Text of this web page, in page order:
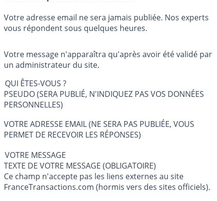
Votre adresse email ne sera jamais publiée. Nos experts
vous répondent sous quelques heures.
Votre message n'apparaîtra qu'après avoir été validé par
un administrateur du site.
QUI ÊTES-VOUS ?
PSEUDO (SERA PUBLIÉ, N'INDIQUEZ PAS VOS DONNÉES
PERSONNELLES)
VOTRE ADRESSE EMAIL (NE SERA PAS PUBLIÉE, VOUS
PERMET DE RECEVOIR LES RÉPONSES)
VOTRE MESSAGE
TEXTE DE VOTRE MESSAGE (OBLIGATOIRE)
Ce champ n'accepte pas les liens externes au site
FranceTransactions.com (hormis vers des sites officiels).